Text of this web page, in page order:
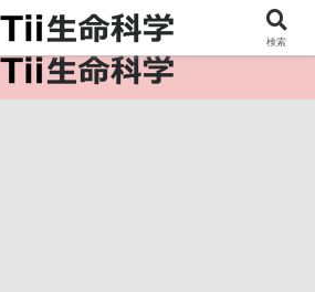
・生命・生物の情報インフラ。
検索